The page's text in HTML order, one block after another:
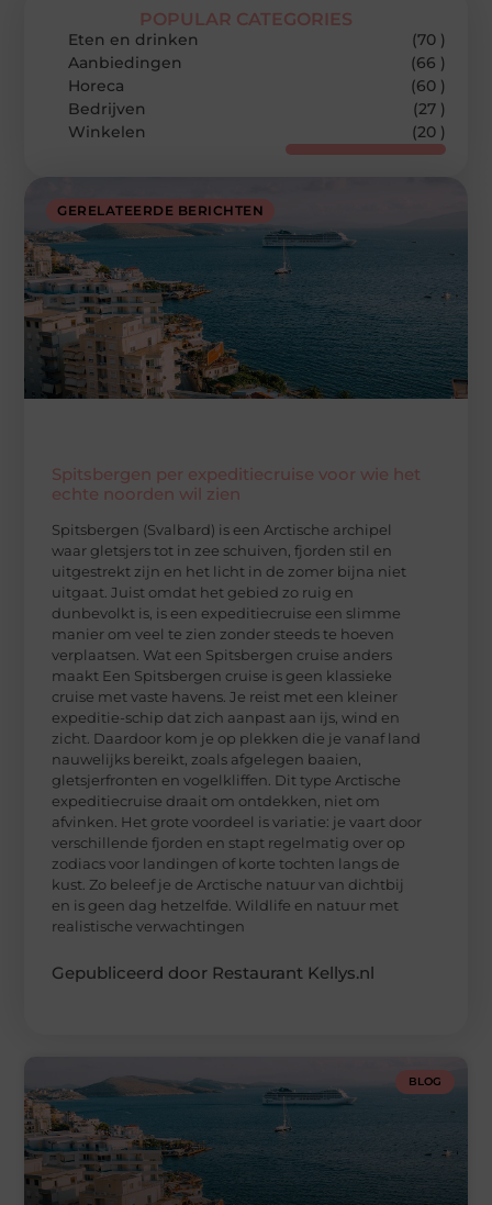
GERELATEERDE BERICHTEN
Spitsbergen per expeditiecruise voor wie het
echte noorden wil zien
Spitsbergen (Svalbard) is een Arctische archipel
waar gletsjers tot in zee schuiven, fjorden stil en
uitgestrekt zijn en het licht in de zomer bijna niet
uitgaat. Juist omdat het gebied zo ruig en
dunbevolkt is, is een expeditiecruise een slimme
manier om veel te zien zonder steeds te hoeven
verplaatsen. Wat een Spitsbergen cruise anders
maakt Een Spitsbergen cruise is geen klassieke
cruise met vaste havens. Je reist met een kleiner
expeditie-schip dat zich aanpast aan ijs, wind en
zicht. Daardoor kom je op plekken die je vanaf land
nauwelijks bereikt, zoals afgelegen baaien,
gletsjerfronten en vogelkliffen. Dit type Arctische
expeditiecruise draait om ontdekken, niet om
afvinken. Het grote voordeel is variatie: je vaart door
verschillende fjorden en stapt regelmatig over op
zodiacs voor landingen of korte tochten langs de
kust. Zo beleef je de Arctische natuur van dichtbij
en is geen dag hetzelfde. Wildlife en natuur met
realistische verwachtingen
Gepubliceerd door Restaurant Kellys.nl
POPULAR CATEGORIES
Eten en drinken
(70 )
Aanbiedingen
(66 )
Horeca
(60 )
Bedrijven
(27 )
Winkelen
(20 )
BLOG